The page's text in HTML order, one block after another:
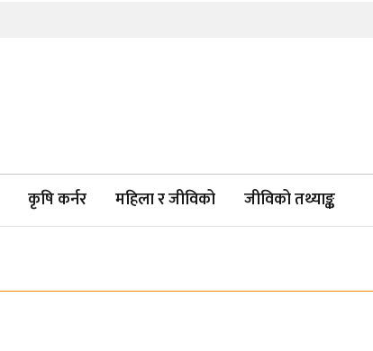
कृषि कर्नर महिला र जीविको जीविको तथ्याङ्क